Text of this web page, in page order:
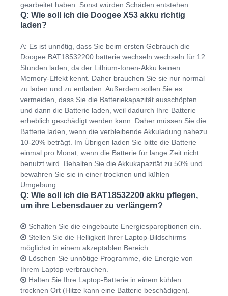
gearbeitet haben. Sonst würden Schäden entstehen.
Q: Wie soll ich die Doogee X53 akku richtig
laden?
A: Es ist unnötig, dass Sie beim ersten Gebrauch die
Doogee BAT18532200 batterie wechseln wechseln für 12
Stunden laden, da der Lithium-Ionen-Akku keinen
Memory-Effekt kennt. Daher brauchen Sie sie nur normal
zu laden und zu entladen. Außerdem sollen Sie es
vermeiden, dass Sie die Batteriekapazität ausschöpfen
und dann die Batterie laden, weil dadurch Ihre Batterie
erheblich geschädigt werden kann. Daher müssen Sie die
Batterie laden, wenn die verbleibende Akkuladung nahezu
10-20% beträgt. Im Übrigen laden Sie bitte die Batterie
einmal pro Monat, wenn die Batterie für lange Zeit nicht
benutzt wird. Behalten Sie die Akkukapazität zu 50% und
bewahren Sie sie in einer trocknen und kühlen
Umgebung.
Q: Wie soll ich die BAT18532200 akku pflegen,
um ihre Lebensdauer zu verlängern?
Schalten Sie die eingebaute Energiesparoptionen ein.
Stellen Sie die Helligkeit Ihrer Laptop-Bildschirms
möglichst in einem akzeptablen Bereich.
Löschen Sie unnötige Programme, die Energie von
Ihrem Laptop verbrauchen.
Halten Sie Ihre Laptop-Batterie in einem kühlen
trocknen Ort (Hitze kann eine Batterie beschädigen).